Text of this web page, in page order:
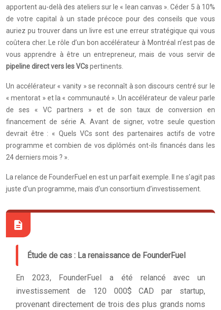
apportent au-delà des ateliers sur le « lean canvas ». Céder 5 à 10%
de votre capital à un stade précoce pour des conseils que vous
auriez pu trouver dans un livre est une erreur stratégique qui vous
coûtera cher. Le rôle d’un bon accélérateur à Montréal n’est pas de
vous apprendre à être un entrepreneur, mais de vous servir de
pipeline direct vers les VCspertinents.
Un accélérateur « vanity » se reconnaît à son discours centré sur le
« mentorat » et la « communauté ». Un accélérateur de valeur parle
de ses « VC partners » et de son taux de conversion en
financement de série A. Avant de signer, votre seule question
devrait être : « Quels VCs sont des partenaires actifs de votre
programme et combien de vos diplômés ont-ils financés dans les
24 derniers mois ? ».
La relance de FounderFuel en est un parfait exemple. Il ne s’agit pas
juste d’un programme, mais d’un consortium d’investissement.
Étude de cas : La renaissance de FounderFuel
En 2023, FounderFuel a été relancé avec un
investissement de 120 000$ CAD par startup,
provenant directement de trois des plus grands noms